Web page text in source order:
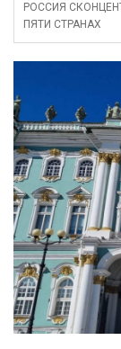
РОССИЯ
ПЯТИ СТРАНАХ